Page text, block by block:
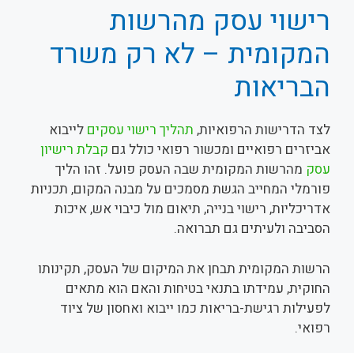
רישוי עסק מהרשות
המקומית – לא רק משרד
הבריאות
לצד הדרישות הרפואיות, תהליך רישוי עסקים לייבוא
אביזרים רפואיים ומכשור רפואי כולל גם קבלת רישיון
עסק מהרשות המקומית שבה העסק פועל. זהו הליך
פורמלי המחייב הגשת מסמכים על מבנה המקום, תכניות
אדריכליות, רישוי בנייה, תיאום מול כיבוי אש, איכות
הסביבה ולעיתים גם תברואה.
הרשות המקומית תבחן את המיקום של העסק, תקינותו
החוקית, עמידתו בתנאי בטיחות והאם הוא מתאים
לפעילות רגישת-בריאות כמו ייבוא ואחסון של ציוד
רפואי.